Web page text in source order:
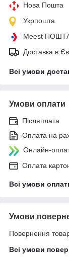
Нова Пошта
Укрпошта
Meest
Доставка в
Всі умови
Умови оплати
Післяплата
Оплата на
Онлайн-
Оплата
Всі умови
Умови
Повернення
Всі умови